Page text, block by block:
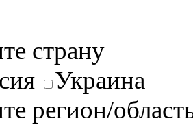
страну
Украина
регион/